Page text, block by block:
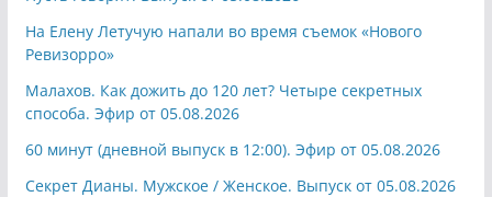
На Елену Летучую напали во время съемок «Нового
Ревизорро»
Малахов. Как дожить до 120 лет? Четыре секретных
способа. Эфир от 05.08.2026
60 минут (дневной выпуск в 12:00). Эфир от 05.08.2026
Секрет Дианы. Мужское / Женское. Выпуск от 05.08.2026